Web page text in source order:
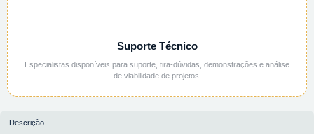
Suporte Técnico
Especialistas disponíveis para suporte, tira-dúvidas, demonstrações e análise
de viabilidade de projetos.
Descrição